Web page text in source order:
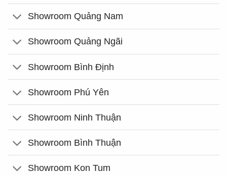
Showroom Quảng Nam
Showroom Quảng Ngãi
Showroom Bình Định
Showroom Phú Yên
Showroom Ninh Thuận
Showroom Bình Thuận
Showroom Kon Tum